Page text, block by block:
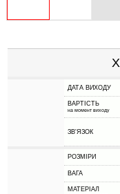
ДАТА ВИХОДУ
ВАРТІСТЬ
на момент виходу
ЗВ'ЯЗОК
РОЗМІРИ
ВАГА
МАТЕРІАЛ